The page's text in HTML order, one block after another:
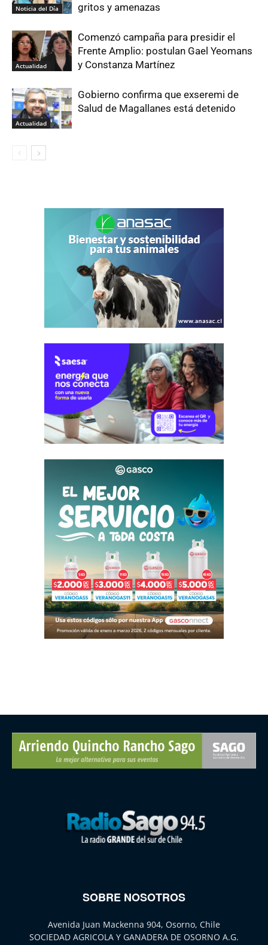
Noticia del Día
gritos y amenazas
Actualidad
Comenzó campaña para presidir el
Frente Amplio: postulan Gael Yeomans
y Constanza Martínez
Actualidad
Gobierno confirma que exseremi de
Salud de Magallanes está detenido
SOBRE NOSOTROS
Avenida Juan Mackenna 904, Osorno, Chile
SOCIEDAD AGRICOLA Y GANADERA DE OSORNO A.G.